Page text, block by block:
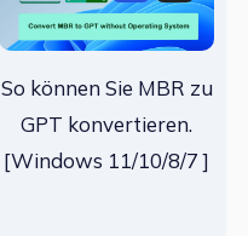
So können Sie MBR zu
GPT konvertieren.
[Windows 11/10/8/7 ]